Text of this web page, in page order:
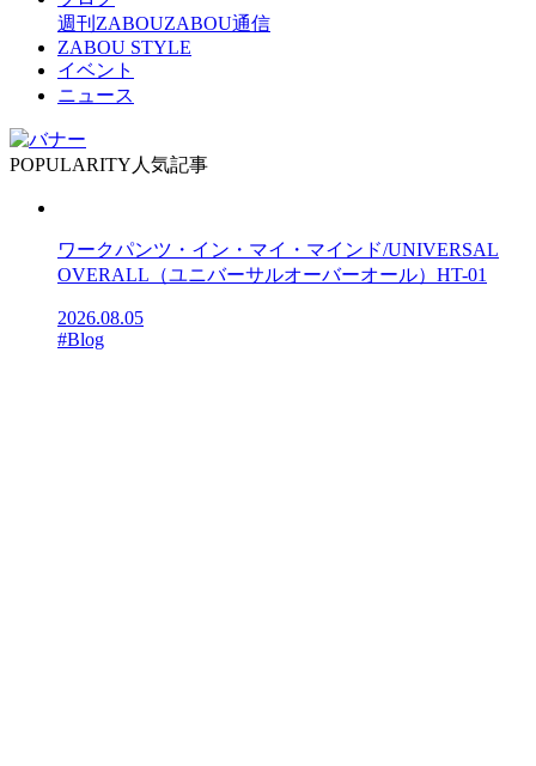
週刊ZABOUZABOU通信
ZABOU STYLE
イベント
ニュース
POPULARITY 人気記事
ワークパンツ・イン・マイ・マインド/UNIVERSAL
OVERALL（ユニバーサルオーバーオール）HT-01
2026.08.05
#Blog